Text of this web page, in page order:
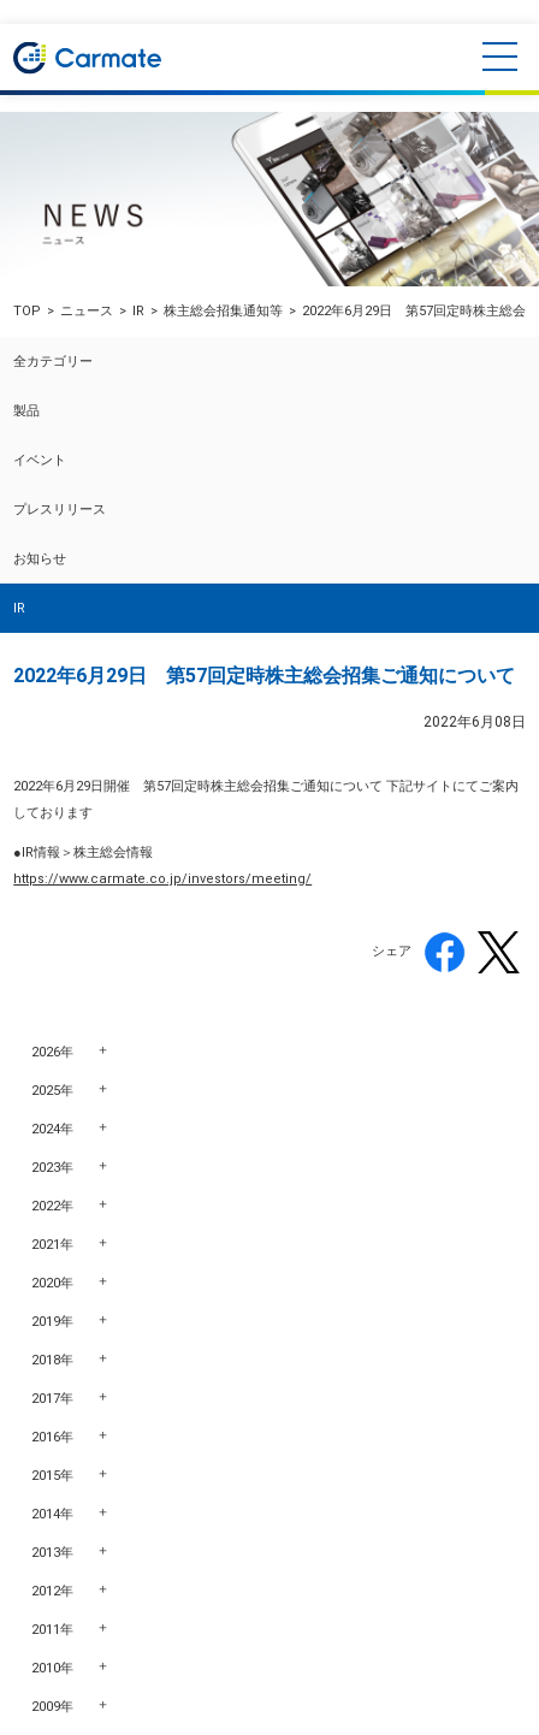
TOP ニュース IR 株主総会招集通知等 2022年6月29日 第57回定時株主総会
全カテゴリー
製品
イベント
プレスリリース
お知らせ
IR
2022年6月29日 第57回定時株主総会招集ご通知について
2022年6月08日
2022年6月29日開催 第57回定時株主総会招集ご通知について 下記サイトにてご案内
しております
●IR情報＞株主総会情報
https://www.carmate.co.jp/investors/meeting/
シェア
2026年
2025年
2024年
2023年
2022年
2021年
2020年
2019年
2018年
2017年
2016年
2015年
2014年
2013年
2012年
2011年
2010年
2009年